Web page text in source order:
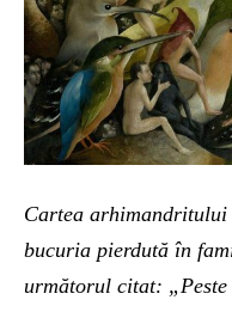
Cartea
bucuria pierdută în
următorul citat: